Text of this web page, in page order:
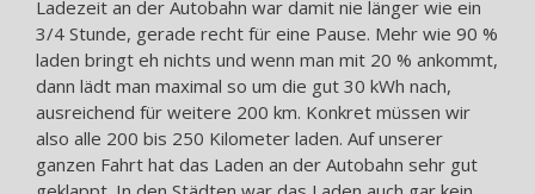
Ladezeit an der Autobahn war damit nie länger wie ein
3/4 Stunde, gerade recht für eine Pause. Mehr wie 90 %
laden bringt eh nichts und wenn man mit 20 % ankommt,
dann lädt man maximal so um die gut 30 kWh nach,
ausreichend für weitere 200 km. Konkret müssen wir
also alle 200 bis 250 Kilometer laden. Auf unserer
ganzen Fahrt hat das Laden an der Autobahn sehr gut